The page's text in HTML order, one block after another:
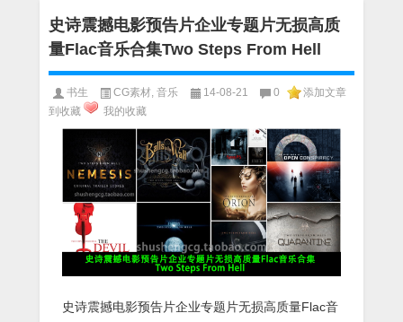
史诗震撼电影预告片企业专题片无损高质
量Flac音乐合集Two Steps From Hell
书生 CG素材 音乐 14-08-21 0
添加文章
到收藏
我的收藏
史诗震撼电影预告片企业专题片无损高质量Flac音